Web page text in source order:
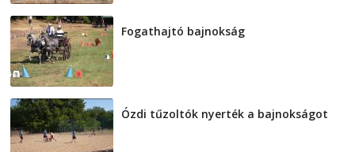
Fogathajtó bajnokság
Ózdi tűzoltók nyerték a bajnokságot